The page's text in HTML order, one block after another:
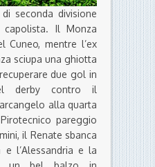
seconda divisione
Il Monza
Cuneo, mentre l’ex
sciupa una ghiotta
due gol in
derby contro il
alla quarta
pareggio
il Renate sbanca
l’Alessandria e la